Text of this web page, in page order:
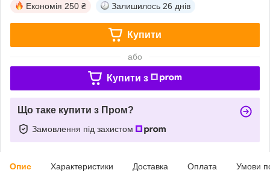
Економія 250 ₴ Залишилось 26 днів
Купити
або
Купити з
Що таке купити з Пром?
Замовлення під захистом
Опис Характеристики Доставка Оплата Умови